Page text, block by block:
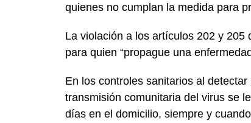
quienes no cumplan la medida para
La violación a los artículos 202 y 205
para quien “propague una
En los controles sanitarios al
transmisión comunitaria del virus se
días en el domicilio, siempre y